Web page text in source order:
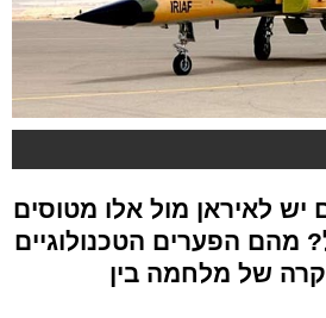
יש לאיראן מול אלו מטוסים
מהם הפערים הטכנולוגיים
של מלחמה בין